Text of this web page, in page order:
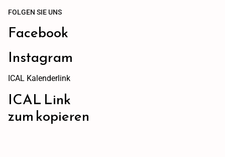
FOLGEN SIE UNS
Facebook
Instagram
ICAL Kalenderlink
ICAL Link
zum kopieren